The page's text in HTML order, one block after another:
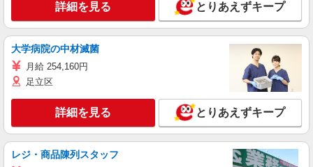
詳細を見る とりあえずキープ
大学病院の中材滅菌
月給 254,160円
足立区
詳細を見る とりあえずキープ
レジ・商品陳列スタッフ